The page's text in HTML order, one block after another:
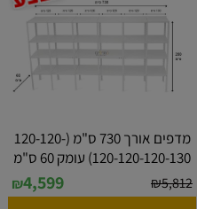
מדפים אורך 730 ס"מ (120-120-
120-120-120-130) עומק 60 ס"מ
₪5,812
₪4,599